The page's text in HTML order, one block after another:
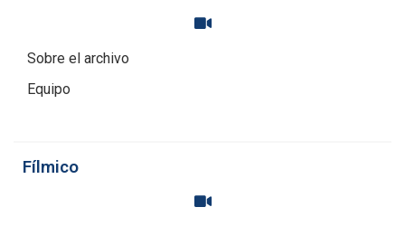
Sobre el archivo
Equipo
Fílmico